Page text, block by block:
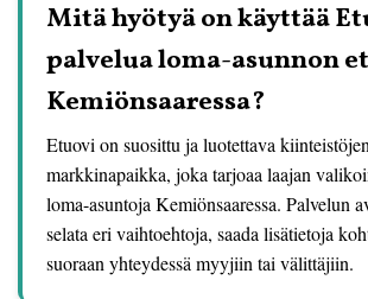
Mitä hyötyä on käyttää
palvelua loma-asunnon
Kemiönsaaressa?
Etuovi on suosittu ja luotettava kiinteistöjen
markkinapaikka, joka tarjoaa laajan
loma-asuntoja Kemiönsaaressa. Palvelun
selata eri vaihtoehtoja, saada lisätietoja
suoraan yhteydessä myyjiin tai välittäjiin.